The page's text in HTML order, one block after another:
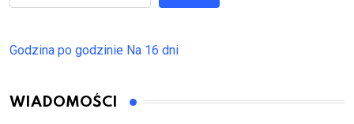
Godzina po godzinie Na 16 dni
WIADOMOŚCI